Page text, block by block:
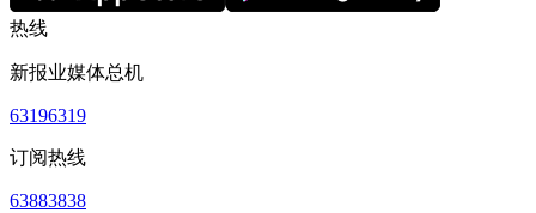
热线
新报业媒体总机
63196319
订阅热线
63883838